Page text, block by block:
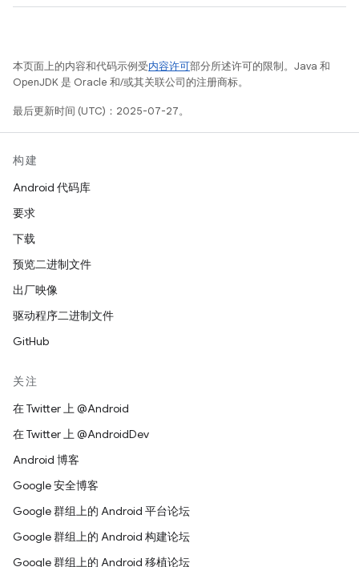
本页面上的内容和代码示例受内容许可部分所述许可的限制。Java 和
OpenJDK 是 Oracle 和/或其关联公司的注册商标。
最后更新时间 (UTC)：2025-07-27。
构建
Android 代码库
要求
下载
预览二进制文件
出厂映像
驱动程序二进制文件
GitHub
关注
在 Twitter 上 @Android
在 Twitter 上 @AndroidDev
Android 博客
Google 安全博客
Google 群组上的 Android 平台论坛
Google 群组上的 Android 构建论坛
Google 群组上的 Android 移植论坛